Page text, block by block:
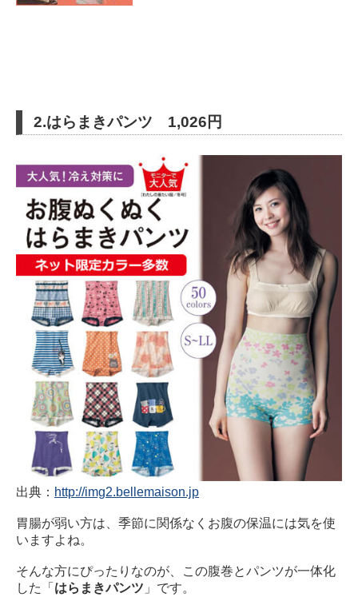
2.はらまきパンツ 1,026円
出典： http://img2.bellemaison.jp
胃腸が弱い方は、季節に関係なくお腹の保温には気を使
いますよね。
そんな方にぴったりなのが、この腹巻とパンツが一体化
した「 はらまきパンツ 」です。